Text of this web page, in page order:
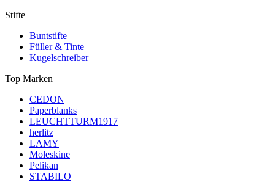
Stifte
Buntstifte
Füller & Tinte
Kugelschreiber
Top Marken
CEDON
Paperblanks
LEUCHTTURM1917
herlitz
LAMY
Moleskine
Pelikan
STABILO